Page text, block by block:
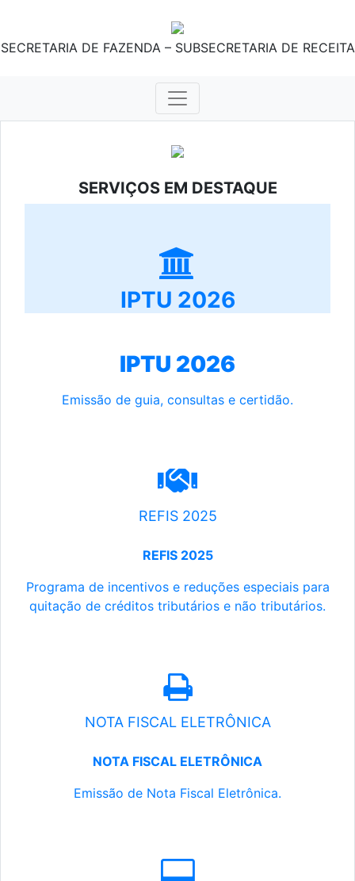
SECRETARIA DE FAZENDA – SUBSECRETARIA DE RECEITA
SERVIÇOS EM DESTAQUE
IPTU 2026
IPTU 2026
Emissão de guia, consultas e certidão.
REFIS 2025
REFIS 2025
Programa de incentivos e reduções especiais para
quitação de créditos tributários e não tributários.
NOTA FISCAL ELETRÔNICA
NOTA FISCAL ELETRÔNICA
Emissão de Nota Fiscal Eletrônica.